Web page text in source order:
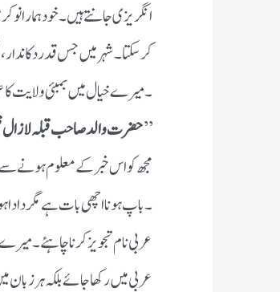
انگریزی جانتے ہیں ۔ خود ہمارا
کر سکتا ۔ شہر میں جس قدر
۔ میرے خیال میں بمبئی ولایت کا
’’حضرت والد صاحب قبلہ لازال
مجھ کو اس خبر کے معلوم ہونے
۔ باپ ہونا اچھی بات ہے مگر
عربی نام تجویز کرنا چاہئے ۔
عربی میں رکھا جائے بلکہ ہر